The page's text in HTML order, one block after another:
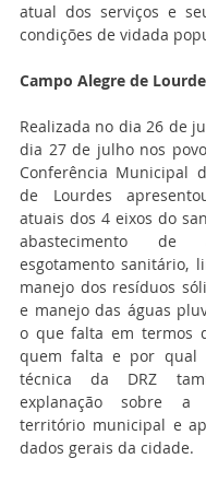
atual dos serviços e
condições de vidada
Campo Alegre de
Realizada no dia 26 de
dia 27 de julho nos
Conferência Municipal
de Lourdes
atuais dos 4 eixos do
abastecimento de
esgotamento sanitário,
manejo dos resíduos
e manejo das águas
o que falta em termos
quem falta e por qual
técnica da DRZ
explanação sobre a
território municipal e
dados gerais da cidade.